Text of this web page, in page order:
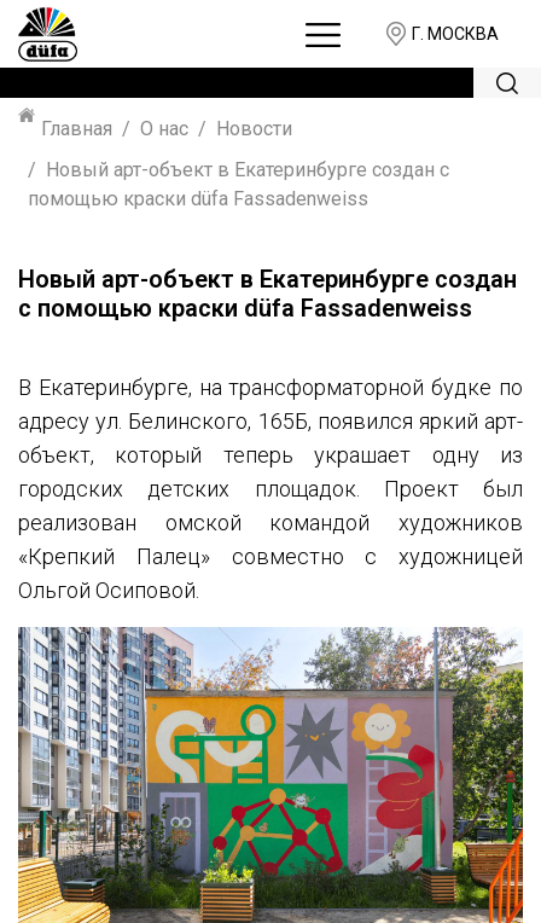
Г. МОСКВА
Главная О нас
Новости
Новый арт-объект в Екатеринбурге создан с
помощью краски düfa Fassadenweiss
Новый арт-объект в Екатеринбурге создан
с помощью краски düfa Fassadenweiss
В Екатеринбурге, на трансформаторной будке по
адресу ул. Белинского, 165Б, появился яркий арт-
объект, который теперь украшает одну из
городских детских площадок. Проект был
реализован омской командой художников
«Крепкий Палец» совместно с художницей
Ольгой Осиповой.